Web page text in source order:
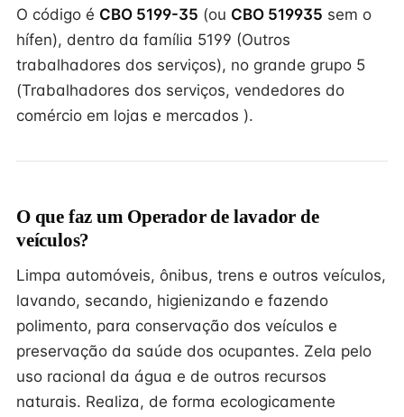
O código é CBO 5199-35 (ou CBO 519935 sem o
hífen), dentro da família 5199 (Outros
trabalhadores dos serviços), no grande grupo 5
(Trabalhadores dos serviços, vendedores do
comércio em lojas e mercados ).
O que faz um Operador de lavador de
veículos?
Limpa automóveis, ônibus, trens e outros veículos,
lavando, secando, higienizando e fazendo
polimento, para conservação dos veículos e
preservação da saúde dos ocupantes. Zela pelo
uso racional da água e de outros recursos
naturais. Realiza, de forma ecologicamente